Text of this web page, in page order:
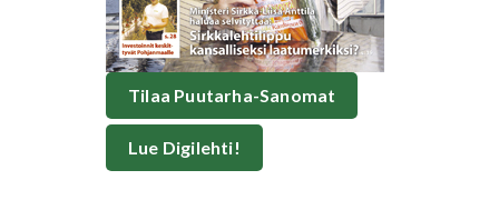
Tilaa Puutarha-Sanomat
Lue Digilehti!